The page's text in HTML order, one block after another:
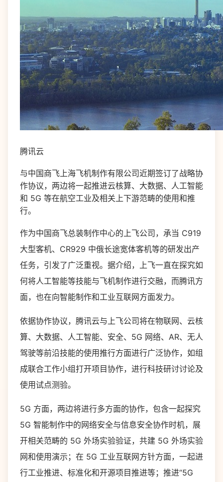
腾讯云
与中国商飞上海飞机制作有限公司近期签订了战略协
作协议，两边将一起推进云核算、大数据、人工智能
和 5G 等在航空工业及相关上下游范畴的使用和推
行。
作为中国商飞总装制作中心的上飞公司，承当 C919
大型客机、CR929 中俄长途宽体客机等的研发出产
任务，引发了广泛重视。据介绍，上飞一直在探究如
何将人工智能等技能与飞机制作进行交融，而腾讯方
面，也在向智能制作和工业互联网方面发力。
依据协作协议，腾讯云与上飞公司将在物联网、云核
算、大数据、人工智能、安全、5G 网络、AR、无人
驾驶等前沿技能的使用推行方面进行广泛协作，如组
成联合工作小组打开项目协作，进行科技研讨讨论及
使用试点测验。
5G 方面，两边将进行多方面的协作，包含一起探究
5G 智能制作中的网络安全与信息安全协作时机，展
开相关范畴的 5G 外场实验验证，共建 5G 外场实验
网和使用演示；在 5G 工业互联网方针方面，一起进
行工业推进、标准化和开源项目推进等；推进“5G